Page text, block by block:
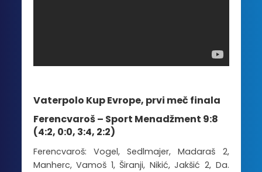
Vaterpolo Kup Evrope, prvi meč finala
Ferencvaroš – Sport Menadžment 9:8
(4:2, 0:0, 3:4, 2:2)
Ferencvaroš: Vogel, Sedlmajer, Madaraš 2,
Manherc, Vamoš 1, Širanji, Nikić, Jakšić 2, Da.